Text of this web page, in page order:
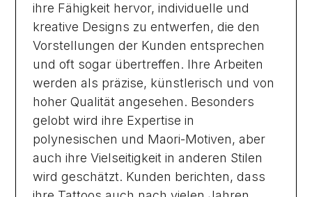
ihre Fähigkeit hervor, individuelle und
kreative Designs zu entwerfen, die den
Vorstellungen der Kunden entsprechen
und oft sogar übertreffen. Ihre Arbeiten
werden als präzise, künstlerisch und von
hoher Qualität angesehen. Besonders
gelobt wird ihre Expertise in
polynesischen und Maori-Motiven, aber
auch ihre Vielseitigkeit in anderen Stilen
wird geschätzt. Kunden berichten, dass